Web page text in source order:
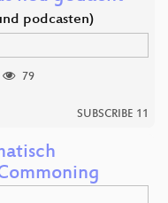
podcasten)
79
SUBSCRIBE 11